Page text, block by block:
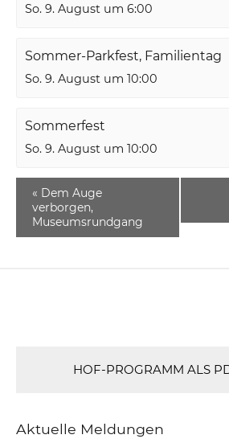
So. 9. August um 6:00
Sommer-Parkfest, Familientag
So. 9. August um 10:00
Sommerfest
So. 9. August um 10:00
« Dem Auge
verborgen,
Museumsrundgang
HOF-PROGRAMM ALS
Aktuelle Meldungen